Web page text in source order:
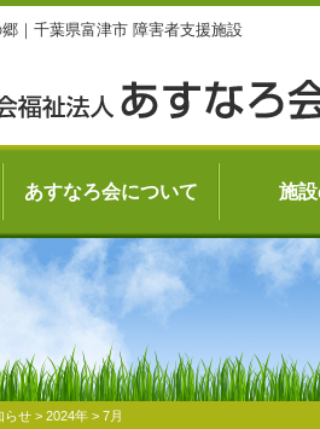
｜千葉県富津市 障害者支援施設
あすなろ会について 施
らせ > 2024年 > 7月